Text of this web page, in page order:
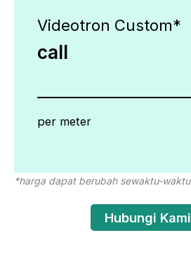
Videotron Custom*
call
per meter
*harga dapat berubah sewaktu-waktu
Hubungi Kami